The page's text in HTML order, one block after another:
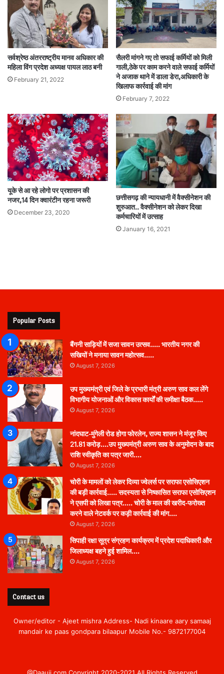
सर्वश्रेष्ठ अंतरराष्ट्रीय मानव अधिकार की
महिला विंग प्रदेश अध्यक्ष पायल लाठ बनी
February 21, 2022
सैलरी मांगने गए तो सफाई कर्मियों को मिली
गाली,ठेके पर काम करने वाले सफाई कर्मियों
ने अजाक थाने में डाला डेरा,अधिकारी के
खिलाफ कार्रवाई की मांग
February 7, 2022
यूके से आ रहे लोगो पर प्रशासन की
नजर,14 दिन क्वारंटीन रहना जरूरी
December 23, 2020
छत्तीसगढ़ की न्यायधानी में वैक्सीनेशन की
शुरुआत.. वैक्सीनेशन को लेकर दिखा
कर्मचारियों में उत्साह
January 16, 2021
Popular Posts
बैंगनी साड़ियों में सजा सावन उत्सव….. भारतीय नगर की
सखियों ने मनाया सावन महोत्सव…..
August 7, 2026
उप मुख्यमंत्री एवं जिले के प्रभारी मंत्री अरुण साव कल लेंगे
विभागीय योजनाओं और विकास कार्यों की समीक्षा बैठक…..
August 7, 2026
नांदघाट-मुंगेली रोड होगा फोरलेन, राज्य शासन ने मंजूर किए
21.81 करोड़….उप मुख्यमंत्री अरुण साव के अनुमोदन के बाद
राशि स्वीकृति का पत्र जारी….
August 7, 2026
चोरी के मामलों को लेकर दिव्या ज्वेलर्स पर सराफा एसोसिएशन
की बड़ी कार्रवाई….. सदस्यता से निष्कासित सराफा एसोसिएशन
ने एसपी को लिखा पत्र….. चोरी के माल की खरीद-फरोख्त
करने वाले नेटवर्क पर कड़ी कार्रवाई की मांग….
August 7, 2026
सिपाही रक्षा सूत्र संग्रहण कार्यक्रम में प्रदेश पदाधिकारी और
जिलाध्यक्ष बहने हुई शामिल….
August 7, 2026
Contact us
Owner/editor - Ajeet mishra Address- Nadi kinaare aary samaaj
mandair ke paas gondpara bilaapur Mobile No.- 9872177004